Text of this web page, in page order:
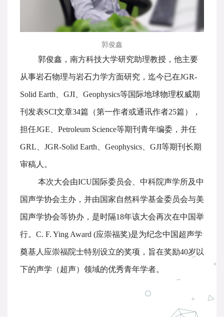
郭俊鑫
郭俊鑫，南方科技大学研究助理教授，他主要
从事岩石物理与岩石力学方面研究，迄今已在JGR-
Solid Earth、GJI、Geophysics等国际地球物理权威期
刊发表SCI文章34篇（第一作者或通讯作者25篇），
担任JGE、Petroleum Science等期刊青年编委，并任
GRL、JGR-Solid Earth、Geophysics、GJI等期刊长期
审稿人。
本次大会由ICU国际委员会、中科院声学所及中
国声学协会主办，并由国家自然科学基金委员会与美
国声学协会等协办，是时隔18年该大会再次在中国举
行。C. F. Ying Award (应崇福奖)是为纪念中国超声学
奠基人应崇福院士特别设立的奖项，旨在奖励40岁以
下的声学（超声）领域的优秀青年学者。